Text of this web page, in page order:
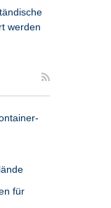
werden
für